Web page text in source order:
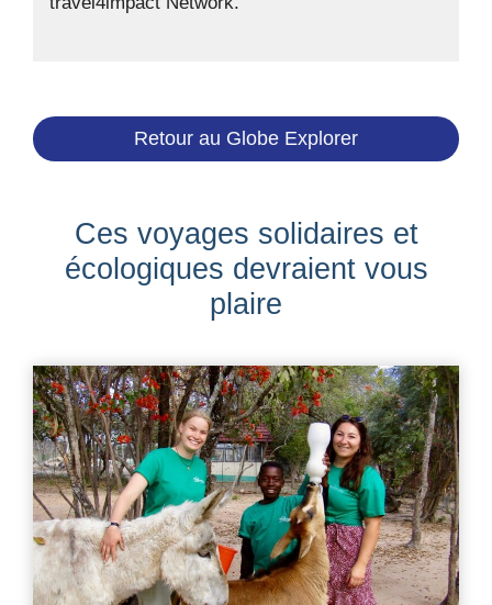
Retour au Globe Explorer
Ces voyages solidaires et
écologiques devraient vous
plaire